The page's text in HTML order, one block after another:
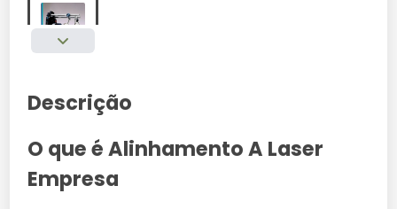
Descrição
O que é Alinhamento A Laser
Empresa